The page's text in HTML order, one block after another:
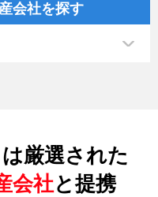
会社を探す
厳選された
会社と提携